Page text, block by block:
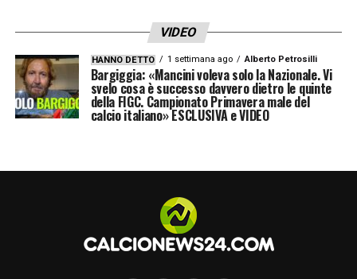
VIDEO
HANNO DETTO 1 settimana ago Alberto Petrosilli
Bargiggia: «Mancini voleva solo la Nazionale. Vi
svelo cosa è successo davvero dietro le quinte
della FIGC. Campionato Primavera male del
calcio italiano» ESCLUSIVA e VIDEO